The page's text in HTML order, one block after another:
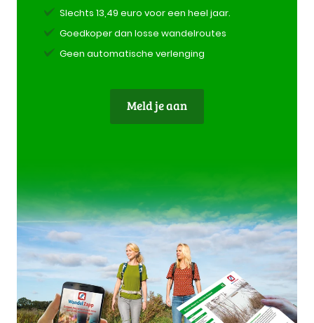
Slechts 13,49 euro voor een heel jaar.
Goedkoper dan losse wandelroutes
Geen automatische verlenging
Meld je aan